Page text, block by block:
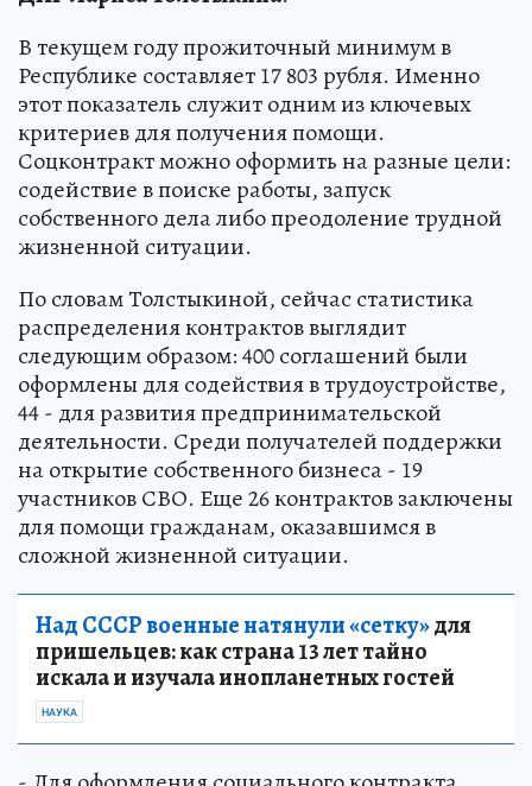
В текущем году прожиточный минимум в
Республике составляет 17 803 рубля. Именно
этот показатель служит одним из ключевых
критериев для получения помощи.
Соцконтракт можно оформить на разные цели:
содействие в поиске работы, запуск
собственного дела либо преодоление трудной
жизненной ситуации.
По словам Толстыкиной, сейчас статистика
распределения контрактов выглядит
следующим образом: 400 соглашений были
оформлены для содействия в трудоустройстве,
44 - для развития предпринимательской
деятельности. Среди получателей поддержки
на открытие собственного бизнеса - 19
участников СВО. Еще 26 контрактов заключены
для помощи гражданам, оказавшимся в
сложной жизненной ситуации.
Над СССР военные натянули «сетку»для
пришельцев: как страна 13 лет тайно
искала и изучала инопланетных гостей
НАУКА